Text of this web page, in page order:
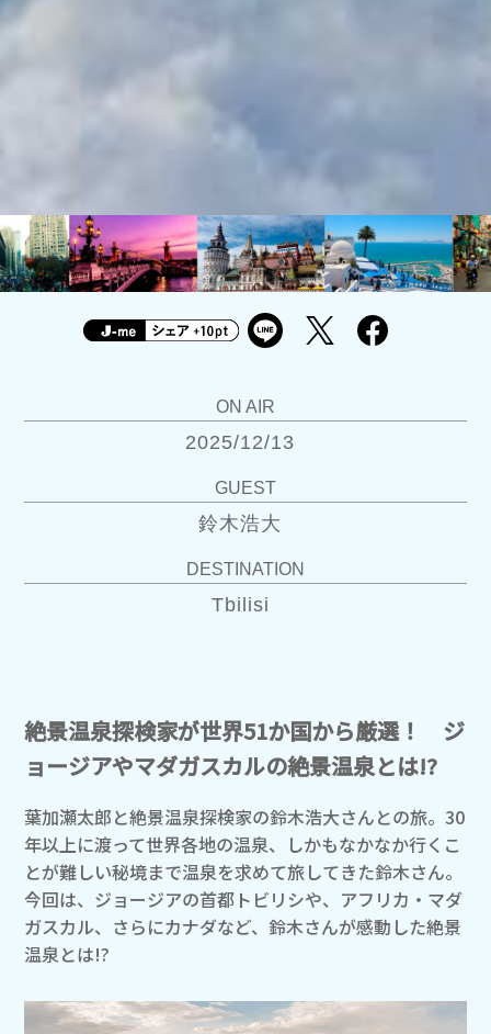
ON AIR
2025/12/13
GUEST
鈴木浩大
DESTINATION
Tbilisi
絶景温泉探検家が世界51か国から厳選！ ジ
ョージアやマダガスカルの絶景温泉とは!?
葉加瀬太郎と絶景温泉探検家の鈴木浩大さんとの旅。30
年以上に渡って世界各地の温泉、しかもなかなか行くこ
とが難しい秘境まで温泉を求めて旅してきた鈴木さん。
今回は、ジョージアの首都トビリシや、アフリカ・マダ
ガスカル、さらにカナダなど、鈴木さんが感動した絶景
温泉とは!?